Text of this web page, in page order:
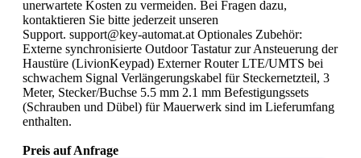
unerwartete Kosten zu vermeiden. Bei Fragen dazu,
kontaktieren Sie bitte jederzeit unseren
Support. support@key-automat.at Optionales Zubehör:
Externe synchronisierte Outdoor Tastatur zur Ansteuerung der
Haustüre (LivionKeypad) Externer Router LTE/UMTS bei
schwachem Signal Verlängerungskabel für Steckernetzteil, 3
Meter, Stecker/Buchse 5.5 mm 2.1 mm Befestigungssets
(Schrauben und Dübel) für Mauerwerk sind im Lieferumfang
enthalten.
Preis auf Anfrage